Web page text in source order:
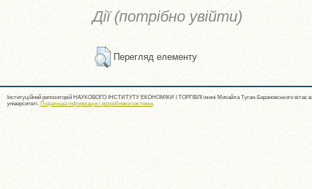
Дії (потрібно увійти)
Перегляд елементу
Інституційний репозиторій НАУКОВОГО ІНСТИТУТУ ЕКОНОМІКИ І ТОРГІВЛІ імені Михайла Туган-Барановського вітає
університеті. Подальша інформація і розробники системи